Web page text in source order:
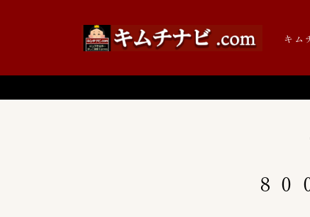
キム
８０